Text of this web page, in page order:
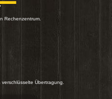
Rechenzentrum.
Übertragung.